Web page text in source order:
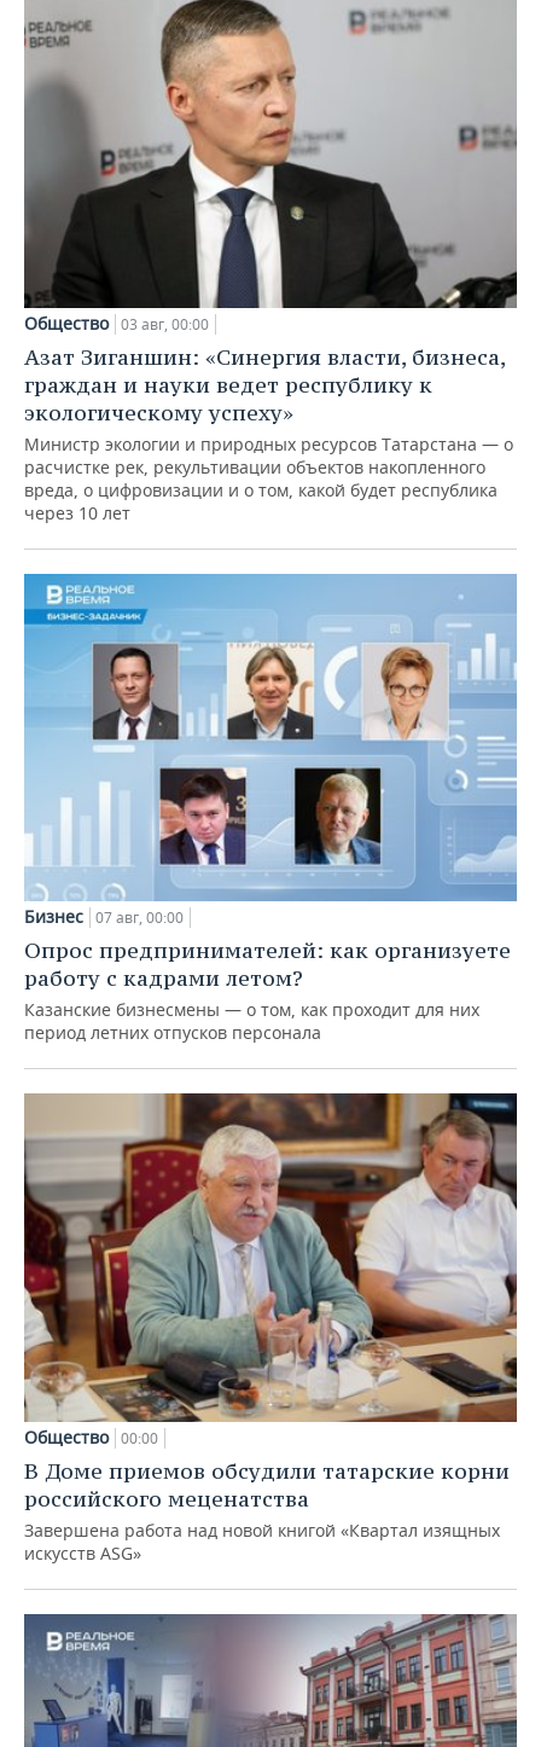
Общество 03 авг, 00:00
Азат Зиганшин: «Синергия власти, бизнеса,
граждан и науки ведет республику к
экологическому успеху»
Министр экологии и природных ресурсов Татарстана — о
расчистке рек, рекультивации объектов накопленного
вреда, о цифровизации и о том, какой будет республика
через 10 лет
Бизнес 07 авг, 00:00
Опрос предпринимателей: как организуете
работу с кадрами летом?
Казанские бизнесмены — о том, как проходит для них
период летних отпусков персонала
Общество 00:00
В Доме приемов обсудили татарские корни
российского меценатства
Завершена работа над новой книгой «Квартал изящных
искусств ASG»